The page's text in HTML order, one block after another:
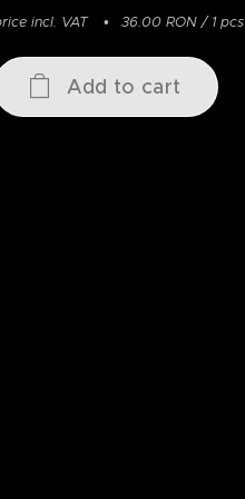
incl. VAT 36.00 RON / 1 pcs
Add to cart